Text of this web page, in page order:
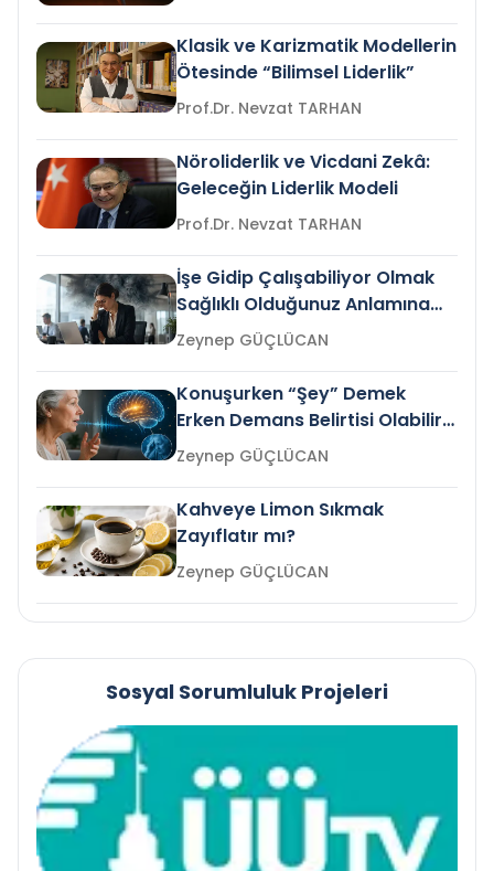
Klasik ve Karizmatik Modellerin
Ötesinde “Bilimsel Liderlik”
Prof.Dr. Nevzat TARHAN
Nöroliderlik ve Vicdani Zekâ:
Geleceğin Liderlik Modeli
Prof.Dr. Nevzat TARHAN
İşe Gidip Çalışabiliyor Olmak
Sağlıklı Olduğunuz Anlamına
Gelir mi?Zeynep GÜÇLÜCAN
Konuşurken “Şey” Demek
Erken Demans Belirtisi Olabilir
mi?
Zeynep GÜÇLÜCAN
Kahveye Limon Sıkmak
Zayıflatır mı?
Zeynep GÜÇLÜCAN
Sosyal Sorumluluk Projeleri